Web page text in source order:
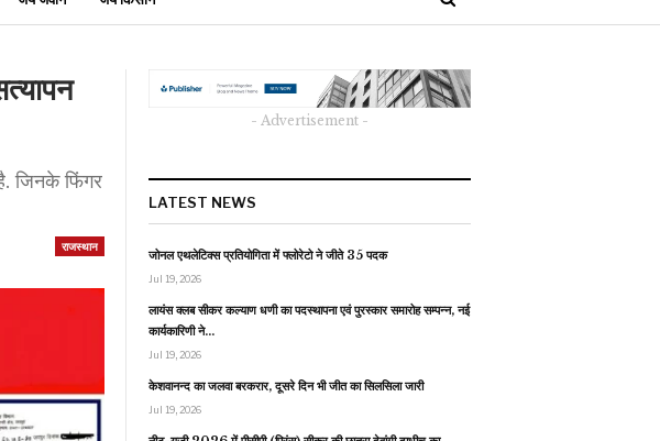
जिनके फिंगर
राजस्थान
- Advertisement -
LATEST NEWS
जोनल एथलेटिक्स प्रतियोगिता में फ्लोरेटो ने जीते 35 पदक
Jul 19, 2026
लायंस क्लब सीकर कल्याण धणी का पदस्थापना एवं पुरस्कार समारोह सम्पन्न, नई
कार्यकारिणी ने…
Jul 19, 2026
केशवानन्द का जलवा बरकरार, दूसरे दिन भी जीत का सिलसिला जारी
Jul 19, 2026